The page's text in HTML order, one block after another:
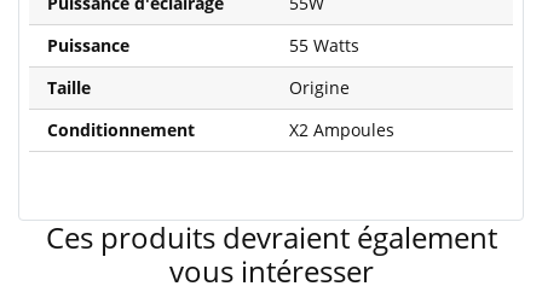
Puissance
55 Watts
Taille
Origine
Conditionnement
X2 Ampoules
Ces produits devraient également
vous intéresser